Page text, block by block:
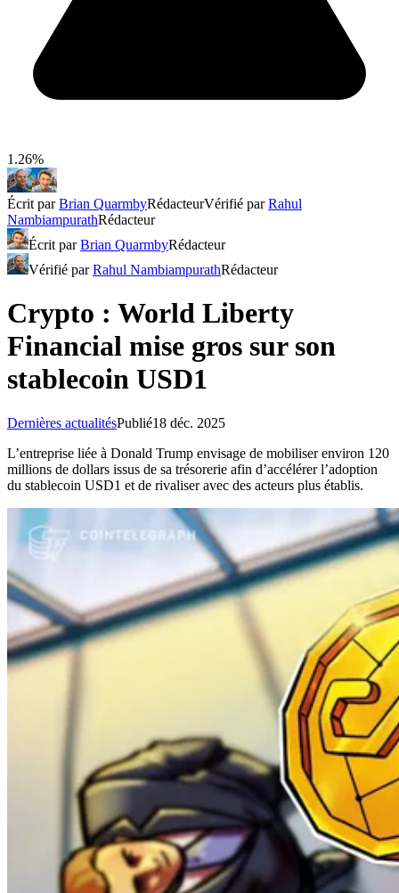
1.26%
Écrit parBrian QuarmbyRédacteurVérifié parRahul
NambiampurathRédacteur
Écrit parBrian QuarmbyRédacteur
Vérifié parRahul NambiampurathRédacteur
Crypto : World Liberty
Financial mise gros sur son
stablecoin USD1
Dernières actualitésPublié18 déc. 2025
L’entreprise liée à Donald Trump envisage de mobiliser environ 120
millions de dollars issus de sa trésorerie afin d’accélérer l’adoption
du stablecoin USD1 et de rivaliser avec des acteurs plus établis.